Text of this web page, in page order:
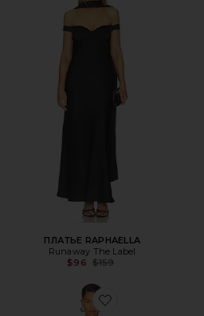
ПЛАТЬЕ RAPHAELLA
Runaway The Label
$96 Previous price:
$159
Favorite ВЕЧЕРНЕЕ